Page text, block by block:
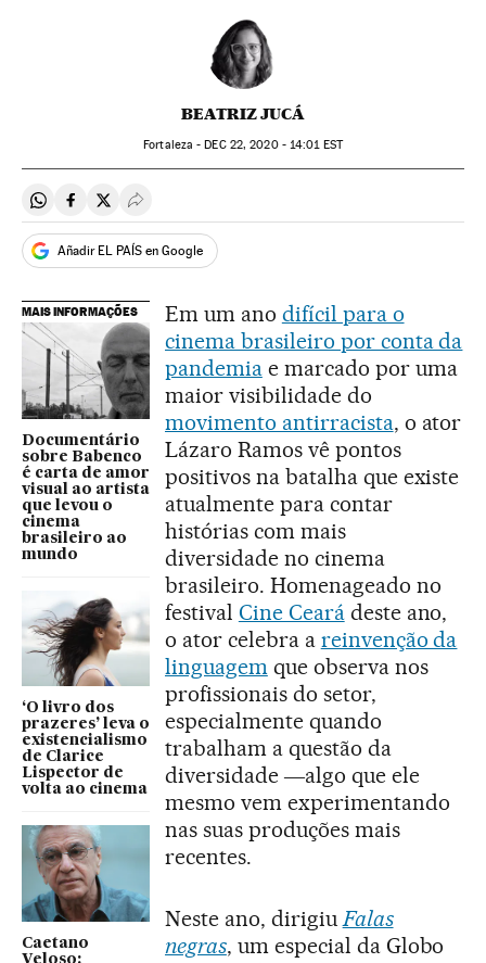
BEATRIZ JUCÁ
Fortaleza - DEC22, 2020 - 14:01EST
Compartir en Whatsapp
Compartir en Facebook
Compartir en Twitter
Desplegar Redes Sociales
Añadir EL PAÍS en Google
MAIS INFORMAÇÕES
Documentário
sobre Babenco
é carta de amor
visual ao artista
que levou o
cinema
brasileiro ao
mundo
‘O livro dos
prazeres’ leva o
existencialismo
de Clarice
Lispector de
volta ao cinema
Caetano
Veloso:
Em um ano difícil para o
cinema brasileiro por conta da
pandemiae marcado por uma
maior visibilidade do
movimento antirracista, o ator
Lázaro Ramos vê pontos
positivos na batalha que existe
atualmente para contar
histórias com mais
diversidade no cinema
brasileiro. Homenageado no
festival Cine Cearádeste ano,
o ator celebra a reinvenção da
linguagemque observa nos
profissionais do setor,
especialmente quando
trabalham a questão da
diversidade ―algo que ele
mesmo vem experimentando
nas suas produções mais
recentes.
Neste ano, dirigiuFalas
negras, um especial da Globo